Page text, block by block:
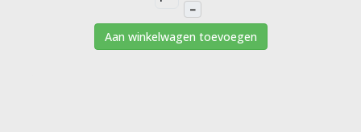
–
Aan winkelwagen toevoegen